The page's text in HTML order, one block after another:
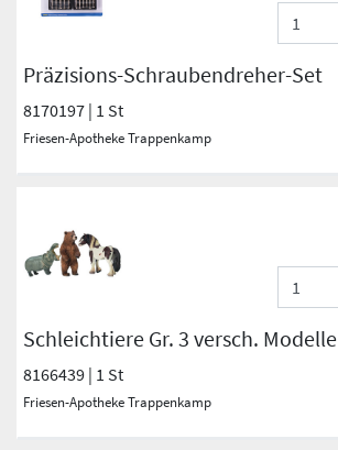
Präzisions-Schraubendreher-Set
8170197 | 1 St
Friesen-Apotheke Trappenkamp
Schleichtiere Gr. 3 versch. Modelle
8166439 | 1 St
Friesen-Apotheke Trappenkamp